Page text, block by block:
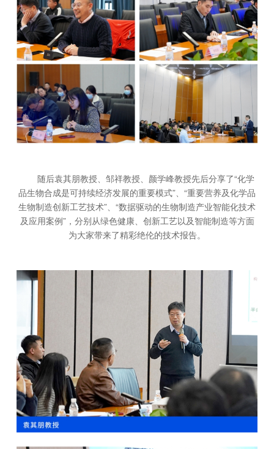
随后袁其朋教授、邹祥教授、颜学峰教授先后分享了“化学
品生物合成是可持续经济发展的重要模式”、“重要营养及化学品
生物制造创新工艺技术”、“数据驱动的生物制造产业智能化技术
及应用案例”，分别从绿色健康、创新工艺以及智能制造等方面
为大家带来了精彩绝伦的技术报告。